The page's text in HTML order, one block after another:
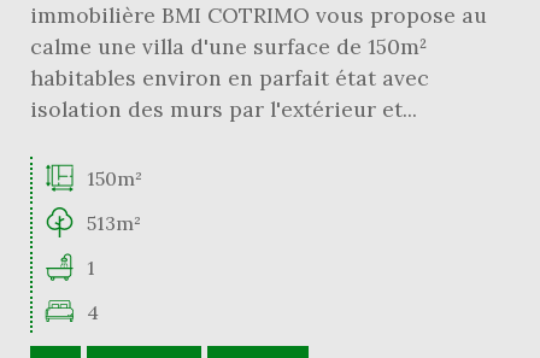
immobilière BMI COTRIMO vous propose au
calme une villa d'une surface de 150m²
habitables environ en parfait état avec
isolation des murs par l'extérieur et...
150m²
513m²
1
4